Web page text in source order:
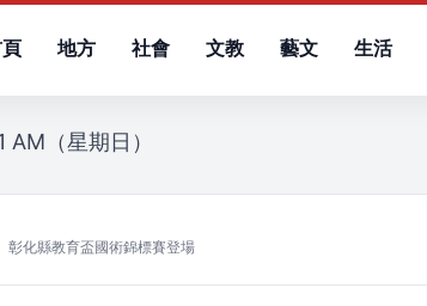
地方 社會 文教 藝文 生活
（星期日）
化縣教育盃國術錦標賽登場